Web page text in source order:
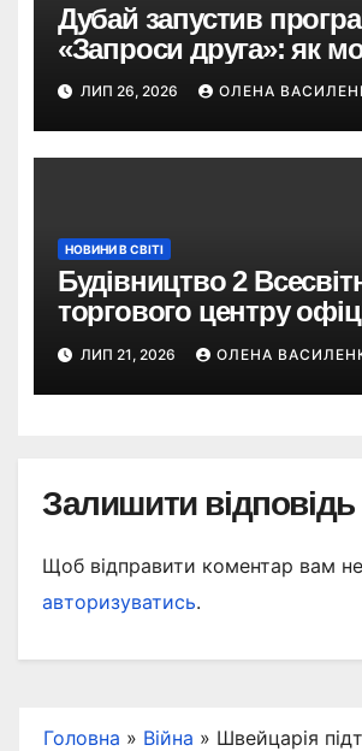
Дубай запустив
«Запроси друга»: як
отримати винагороду
туристів
ЛИП 26, 2026 ОЛЕНА
НОВИНИ В СВІТІ
Будівництво 2
торгового центру
розпочалося: 373
ЛИП 21, 2026 ОЛЕНА
Залишити відповідь
Щоб відправити коментар вам
авторизуватись.
Головна » Війна » Швейцарія